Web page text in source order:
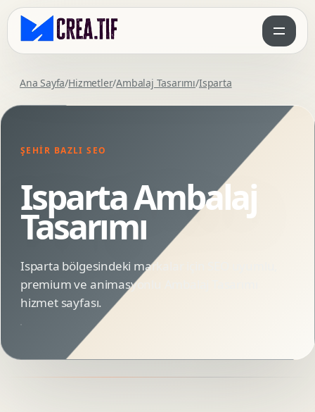
Ana Sayfa/Hizmetler/Ambalaj Tasarımı/Isparta
ŞEHIR BAZLI SEO
Isparta Ambalaj
Tasarımı
Isparta bölgesindeki markalar için SEO uyumlu,
premium ve animasyonlu Ambalaj Tasarımı
hizmet sayfası.